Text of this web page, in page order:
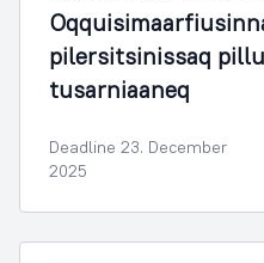
pilersitsinissaq
tusarniaaneq
Deadline 23. December
2025